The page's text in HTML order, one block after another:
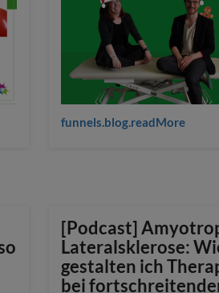
funnels.blog.readMore
[Podcast]
Lateralsklerose:
gestalten ich
bei